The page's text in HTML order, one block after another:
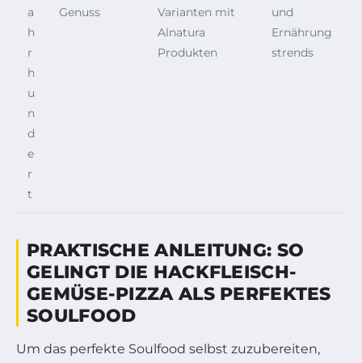
a
h
r
h
u
n
d
e
r
t
Genuss
Varianten mit
Alnatura
Produkten
und
Ernährung
strends
PRAKTISCHE ANLEITUNG: SO
GELINGT DIE HACKFLEISCH-
GEMÜSE-PIZZA ALS PERFEKTES
SOULFOOD
Um das perfekte Soulfood selbst zuzubereiten,